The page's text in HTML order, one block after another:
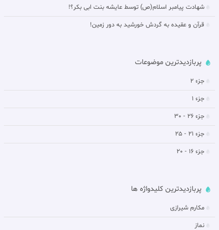
شهادت پیامبر اسلام(ص) توسط عایشه بنت ابی بکر؟!
قرآن و عقیده به گردش خورشيد به دور زمين!
پربازدیدترین موضوعات
جزء 2
جزء 1
جزء 26 - 30
جزء 21 - 25
جزء 16 - 20
پربازدیدترین کلیدواژه ها
مکارم شیرازی
نماز